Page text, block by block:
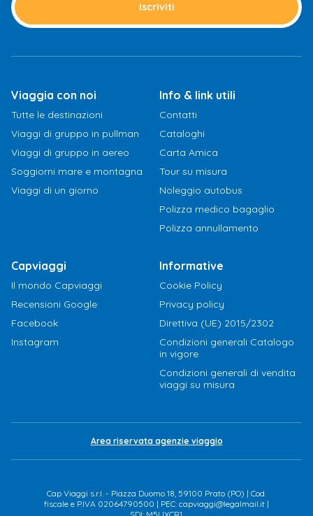
Iscriviti
Viaggia con noi
Tutte le destinazioni
Viaggi di gruppo in pullman
Viaggi di gruppo in aereo
Soggiorni mare e montagna
Viaggi di un giorno
Info & link utili
Contatti
Cataloghi
Carta Amica
Tour su misura
Noleggio autobus
Polizza medico bagaglio
Polizza annullamento
Capviaggi
Il mondo Capviaggi
Recensioni Google
Facebook
Instagram
Informative
Cookie Policy
Privacy policy
Direttiva (UE) 2015/2302
Condizioni generali Catalogo
in vigore
Condizioni generali di vendita
viaggi su misura
Area riservata agenzie viaggio
Cap Viaggi s.r.l. - Piazza Duomo 18, 59100 Prato (PO) | Cod.
fiscale e P.IVA 02064790500 | PEC: capviaggi@legalmail.it |